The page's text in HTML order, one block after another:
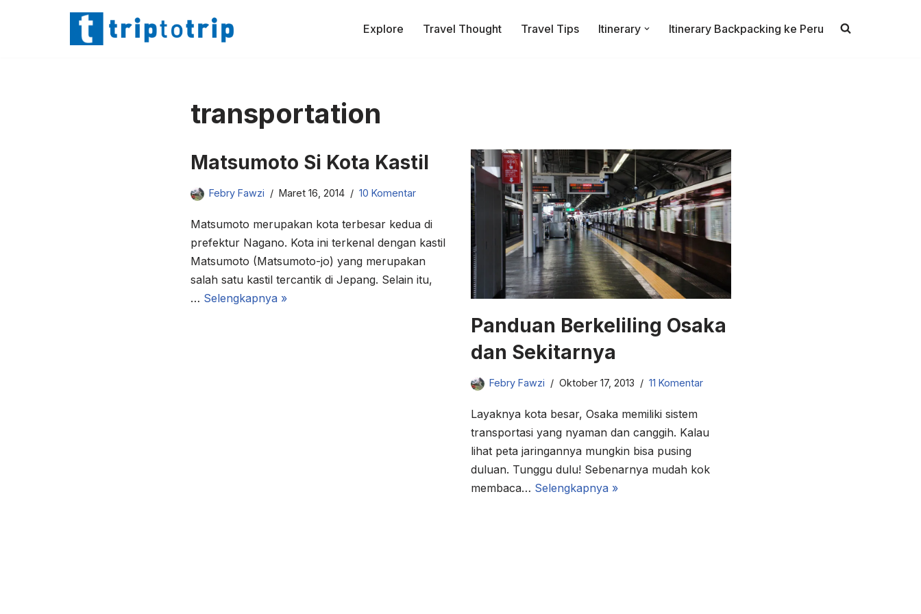
Explore Travel Thought Travel Tips Itinerary Itinerary Backpacking ke Peru
transportation
Matsumoto Si Kota Kastil
Febry Fawzi Maret 16, 2014 10 Komentar
Matsumoto merupakan kota terbesar kedua di
prefektur Nagano. Kota ini terkenal dengan kastil
Matsumoto (Matsumoto-jo) yang merupakan
salah satu kastil tercantik di Jepang. Selain itu,
… Selengkapnya »
Panduan Berkeliling Osaka
dan Sekitarnya
Febry Fawzi Oktober 17, 2013 11 Komentar
Layaknya kota besar, Osaka memiliki sistem
transportasi yang nyaman dan canggih. Kalau
lihat peta jaringannya mungkin bisa pusing
duluan. Tunggu dulu! Sebenarnya mudah kok
membaca… Selengkapnya »